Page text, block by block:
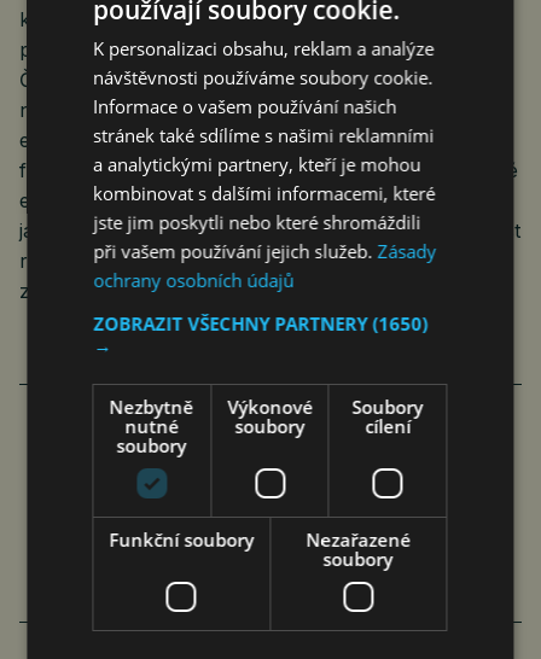
kdy Německo, Rakousko a Lucembursko jsou tvrdě
proti, ale některé země na ni stále více sázejí, včetně
České republiky. Jak uvedla agentura Reuters, před
několika týdny švédský parlament přeformuloval svůj
energetický cíl ze „100% obnovitelné“ na „100 % bez
fosilních paliv“, čímž otevřel dveře k využívání jaderné
energie. Tradičně jaderná Francie, ale nově také
jádrem dosud nepolíbené Polsko s ambicí postavit šest
reaktorů, se stávají v tuctu projaderných členských
zemí EU vůdci renesance jaderné energetiky v Unii.
PŘED VOLBAMI DO EP SE
FORMUJE IDEOLOGICKÝ
ROZKOL OHLEDNĚ ZELENÉ
POLITIKY
používají soubory cookie.
K personalizaci obsahu, reklam a analýze
návštěvnosti používáme soubory cookie.
Informace o vašem používání našich
stránek také sdílíme s našimi reklamními
a analytickými partnery, kteří je mohou
kombinovat s dalšími informacemi, které
jste jim poskytli nebo které shromáždili
při vašem používání jejich služeb.Zásady
ochrany osobních údajů
ZOBRAZIT VŠECHNY PARTNERY(1650)
→
Nezbytně
nutné
soubory
Výkonové
soubory
Soubory
cílení
Funkční soubory
Nezařazené
soubory